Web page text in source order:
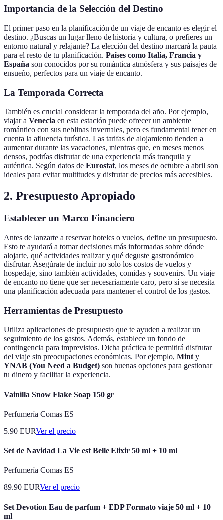
Importancia de la Selección del Destino
El primer paso en la planificación de un viaje de encanto es elegir el
destino. ¿Buscas un lugar lleno de historia y cultura, o prefieres un
entorno natural y relajante? La elección del destino marcará la pauta
para el resto de tu planificación. Países como Italia, Francia y
España son conocidos por su romántica atmósfera y sus paisajes de
ensueño, perfectos para un viaje de encanto.
La Temporada Correcta
También es crucial considerar la temporada del año. Por ejemplo,
viajar a Venecia en esta estación puede ofrecer un ambiente
romántico con sus neblinas invernales, pero es fundamental tener en
cuenta la afluencia turística. Las tarifas de alojamiento tienden a
aumentar durante las vacaciones, mientras que, en meses menos
densos, podrías disfrutar de una experiencia más tranquila y
auténtica. Según datos de Eurostat, los meses de octubre a abril son
ideales para evitar multitudes y disfrutar de precios más accesibles.
2. Presupuesto Apropiado
Establecer un Marco Financiero
Antes de lanzarte a reservar hoteles o vuelos, define un presupuesto.
Esto te ayudará a tomar decisiones más informadas sobre dónde
alojarte, qué actividades realizar y qué deguste gastronómico
disfrutar. Asegúrate de incluir no solo los costos de vuelos y
hospedaje, sino también actividades, comidas y souvenirs. Un viaje
de encanto no tiene que ser necesariamente caro, pero sí se necesita
una planificación adecuada para mantener el control de los gastos.
Herramientas de Presupuesto
Utiliza aplicaciones de presupuesto que te ayuden a realizar un
seguimiento de los gastos. Además, establece un fondo de
contingencia para imprevistos. Dicha práctica te permitirá disfrutar
del viaje sin preocupaciones económicas. Por ejemplo, Mint y
YNAB (You Need a Budget) son buenas opciones para gestionar
tu dinero y facilitar la experiencia.
Vainilla Snow Flake Soap 150 gr
Perfumería Comas ES
5.90 EURVer el precio
Set de Navidad La Vie est Belle Elixir 50 ml + 10 ml
Perfumería Comas ES
89.90 EURVer el precio
Set Devotion Eau de parfum + EDP Formato viaje 50 ml + 10
ml